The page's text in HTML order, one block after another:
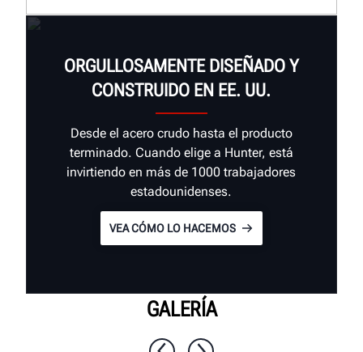
ORGULLOSAMENTE DISEÑADO Y
CONSTRUIDO EN EE. UU.
Desde el acero crudo hasta el producto
terminado. Cuando elige a Hunter, está
invirtiendo en más de 1000 trabajadores
estadounidenses.
VEA CÓMO LO HACEMOS
GALERÍA